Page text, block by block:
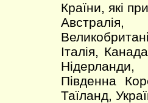
Країни, які
Італія,
Південна
Таїланд,